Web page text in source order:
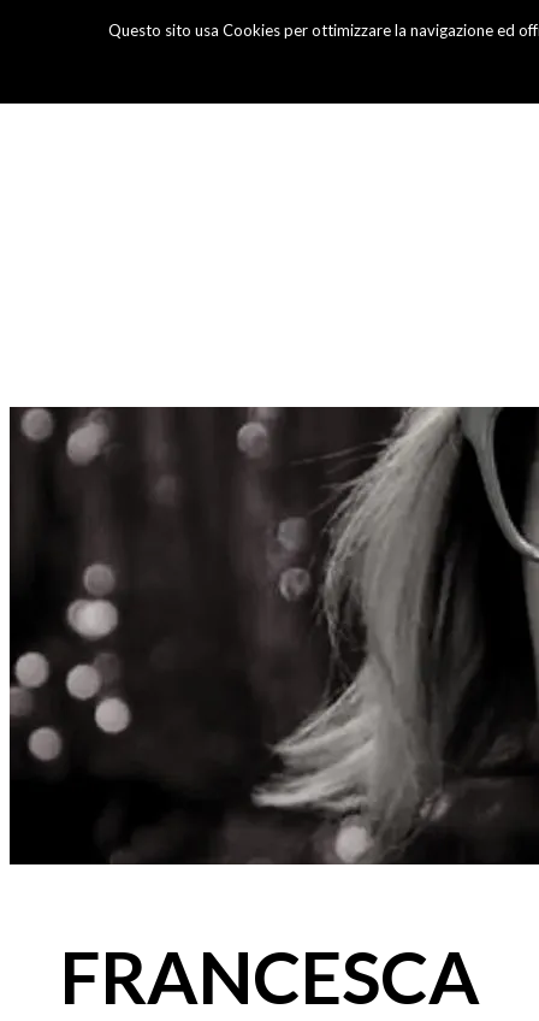
FRANCESCA
Questo sito usa Cookies per ottimizzare la navigazione ed